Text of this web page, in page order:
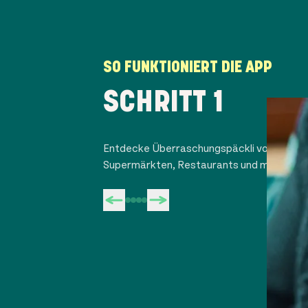
SO FUNKTIONIERT DIE APP
SCHRITT 1
Entdecke Überraschungspäckli von Cafés,
Supermärkten, Restaurants und mehr in